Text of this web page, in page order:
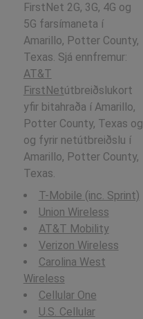
FirstNet 2G, 3G, 4G og
5G farsímaneta í
Amarillo, Potter County,
Texas. Sjá ennfremur:
AT&T
FirstNetútbreiðslukort
yfir bitahraða í Amarillo,
Potter County, Texas og
og fyrir netútbreiðslu í
Amarillo, Potter County,
Texas.
T-Mobile (inc. Sprint)
Union Wireless
AT&T Mobility
Verizon Wireless
Carolina West
Wireless
Cellular One
U.S. Cellular